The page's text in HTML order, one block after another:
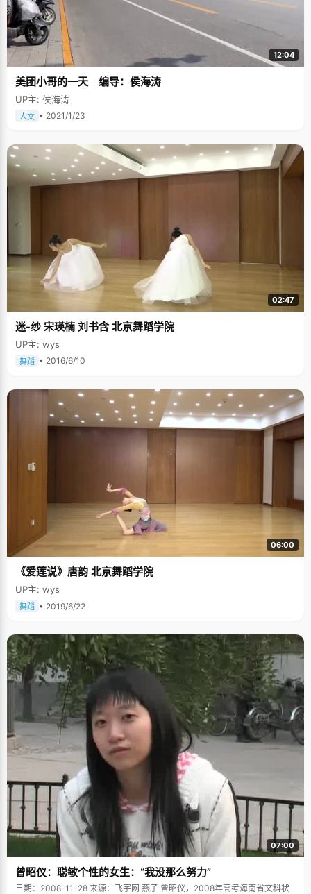
12:04
美团小哥的一天 编导：侯海涛
UP主: 侯海涛
人文 • 2021/1/23
02:47
迷-纱 宋瑛楠 刘书含 北京舞蹈学院
UP主: wys
舞蹈 • 2016/6/10
06:00
《爱莲说》唐韵 北京舞蹈学院
UP主: wys
舞蹈 • 2019/6/22
07:00
曾昭仪：聪敏个性的女生：“我没那么努力”
日期：2008-11-28 来源：飞宇网 燕子 曾昭仪，2008年高考海南省文科状